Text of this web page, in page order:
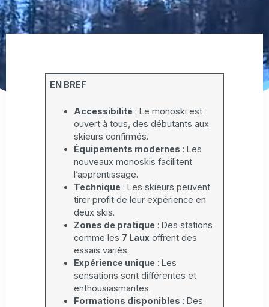
EN BREF
Accessibilité : Le monoski est
ouvert à tous, des débutants aux
skieurs confirmés.
Équipements modernes : Les
nouveaux monoskis facilitent
l’apprentissage.
Technique : Les skieurs peuvent
tirer profit de leur expérience en
deux skis.
Zones de pratique : Des stations
comme les 7 Laux offrent des
essais variés.
Expérience unique : Les
sensations sont différentes et
enthousiasmantes.
Formations disponibles : Des